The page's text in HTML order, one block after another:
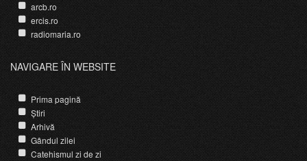
arcb.ro
ercis.ro
radiomaria.ro
NAVIGARE ÎN WEBSITE
Prima pagină
Știri
Arhivă
Gândul zilei
Catehismul zi de zi